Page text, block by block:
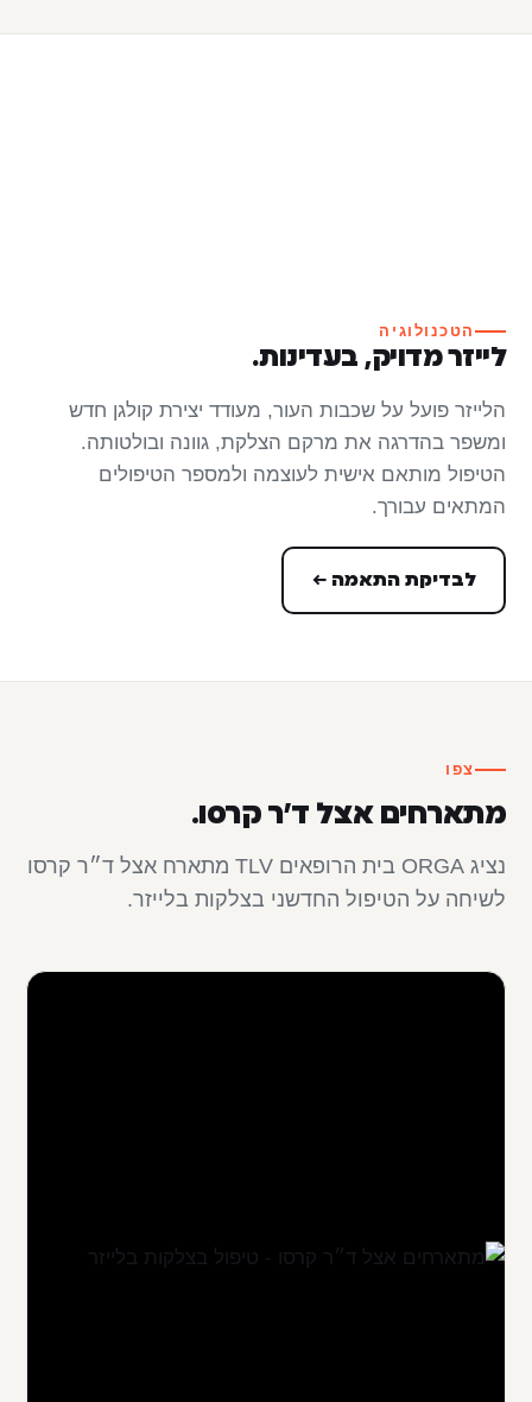
הטכנולוגיה
לייזר מדויק, בעדינות.
הלייזר פועל על שכבות העור, מעודד יצירת קולגן חדש
ומשפר בהדרגה את מרקם הצלקת, גוונה ובולטותה.
הטיפול מותאם אישית לעוצמה ולמספר הטיפולים
המתאים עבורך.
לבדיקת התאמה ←
צפו
מתארחים אצל ד״ר קרסו.
נציג ORGA בית הרופאים TLV מתארח אצל ד״ר קרסו
לשיחה על הטיפול החדשני בצלקות בלייזר.